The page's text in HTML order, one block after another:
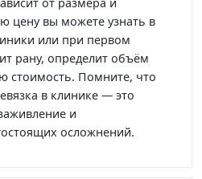
цену вы можете узнать в
или при первом
рану, определит объём
стоимость. Помните, что
в клинике — это
и
осложнений.